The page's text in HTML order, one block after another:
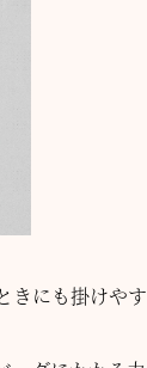
にも掛けや